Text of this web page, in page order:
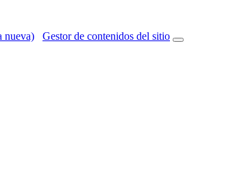
nueva) Gestor de contenidos del sitio